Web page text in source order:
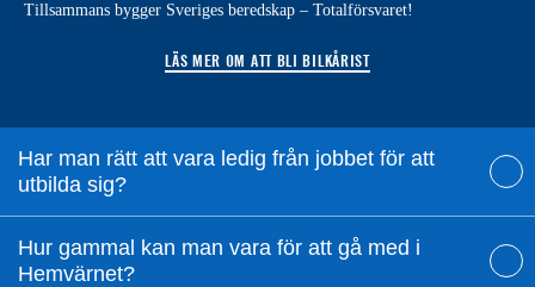
Tillsammans bygger Sveriges beredskap – Totalförsvaret!
LÄS MER OM ATT BLI BILKÅRIST
Har man rätt att vara ledig från jobbet för att
utbilda sig?
Hur gammal kan man vara för att gå med i
Hemvärnet?